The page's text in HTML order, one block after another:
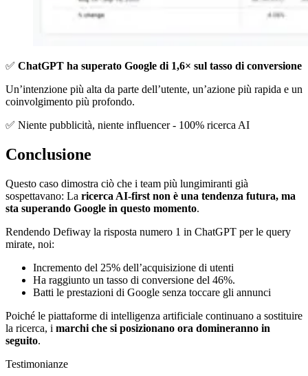
✅ ChatGPT ha superato Google di 1,6× sul tasso di conversione
Un’intenzione più alta da parte dell’utente, un’azione più rapida e un
coinvolgimento più profondo.
✅ Niente pubblicità, niente influencer - 100% ricerca AI
Conclusione
Questo caso dimostra ciò che i team più lungimiranti già
sospettavano: La ricerca AI-first non è una tendenza futura, ma
sta superando Google in questo momento.
Rendendo Defiway la risposta numero 1 in ChatGPT per le query
mirate, noi:
Incremento del 25% dell’acquisizione di utenti
Ha raggiunto un tasso di conversione del 46%.
Batti le prestazioni di Google senza toccare gli annunci
Poiché le piattaforme di intelligenza artificiale continuano a sostituire
la ricerca, i marchi che si posizionano ora domineranno in
seguito.
Testimonianze